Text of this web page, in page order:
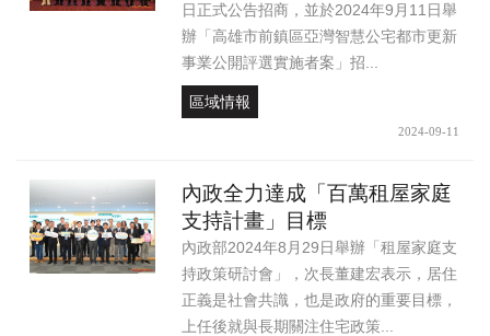
日正式公告招商，並於2024年9月11日舉
辦「高雄市前鎮區亞灣智慧公宅都市更新
事業公開評選實施者案」招...
區域情報
2024-09-11
內政全力達成「百萬租屋家庭
支持計畫」目標
內政部2024年8月29日舉辦「租屋家庭支
持政策研討會」，次長董建宏表示，居住
正義是社會共識，也是政府的重要目標，
上任後就與長期關注住宅政策...